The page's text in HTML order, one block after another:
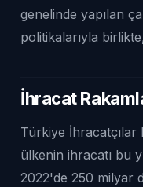
genelinde yapılan
politikalarıyla
İhracat
Türkiye
ülkenin ihracatı bu
2022'de 250 milyar